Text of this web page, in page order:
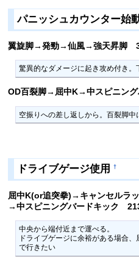
パニッシュカウンター始
翼旋脚→発勁→仙風→強天昇脚
驚異的なダメージに起き攻め付き。
OD百裂脚→屈中K→中スピニン
空振りへの差し返しから。百裂脚中
ドライブゲージ使用 †
屈中K(or追突拳)→キャンセルラ
→中スピニングバードキック
中央から端付近まで運べる。
ドライブゲージに余裕がある場合
で行きたい